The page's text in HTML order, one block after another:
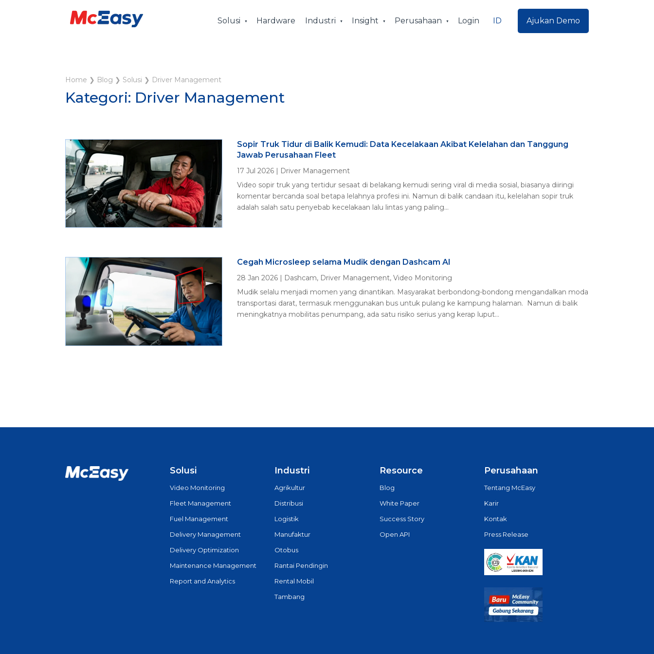
Solusi Hardware Industri Insight Perusahaan Login ID Ajukan Demo
Home ❯ Blog ❯ Solusi ❯ Driver Management
Kategori: Driver Management
Sopir Truk Tidur di Balik Kemudi: Data Kecelakaan Akibat Kelelahan dan Tanggung
Jawab Perusahaan Fleet
17 Jul 2026| Driver Management
Video sopir truk yang tertidur sesaat di belakang kemudi sering viral di media sosial, biasanya diiringi
komentar bercanda soal betapa lelahnya profesi ini. Namun di balik candaan itu, kelelahan sopir truk
adalah salah satu penyebab kecelakaan lalu lintas yang paling...
Cegah Microsleep selama Mudik dengan Dashcam AI
28 Jan 2026| Dashcam, Driver Management, Video Monitoring
Mudik selalu menjadi momen yang dinantikan. Masyarakat berbondong-bondong mengandalkan moda
transportasi darat, termasuk menggunakan bus untuk pulang ke kampung halaman. Namun di balik
meningkatnya mobilitas penumpang, ada satu risiko serius yang kerap luput...
Solusi
Video Monitoring
Fleet Management
Fuel Management
Delivery Management
Delivery Optimization
Maintenance Management
Report and Analytics
Industri
Agrikultur
Distribusi
Logistik
Manufaktur
Otobus
Rantai Pendingin
Rental Mobil
Tambang
Resource
Blog
White Paper
Success Story
Open API
Perusahaan
Tentang McEasy
Karir
Kontak
Press Release